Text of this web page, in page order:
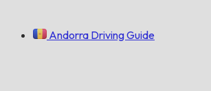
Andorra Driving Guide